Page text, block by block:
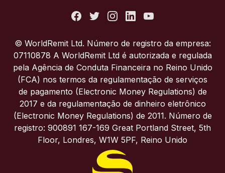
Itália
Portugal
Reino Unido
© WorldRemit Ltd. Número de registro da empresa:
07110878 A WorldRemit Ltd é autorizada e regulada
pela Agência de Conduta Financeira no Reino Unido
(FCA) nos termos da regulamentação de serviços
de pagamento (Electronic Money Regulations) de
2017 e da regulamentação de dinheiro eletrônico
(Electronic Money Regulations) de 2011. Número de
registro: 900891 167-169 Great Portland Street, 5th
Floor, Londres, W1W 5PF, Reino Unido